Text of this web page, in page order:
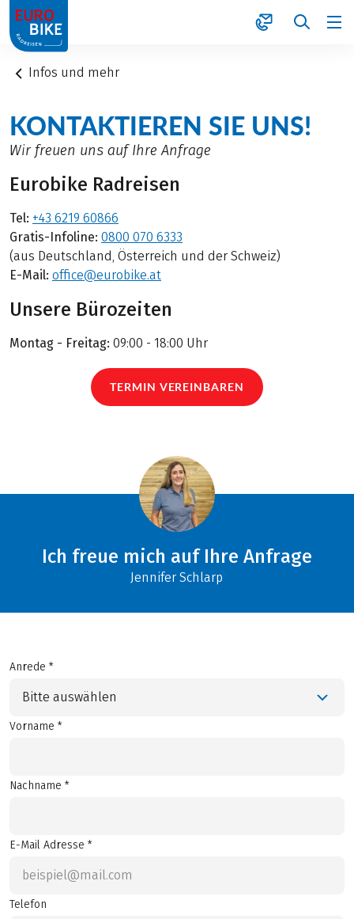
1
Infos und mehr
KONTAKTIEREN SIE UNS!
Wir freuen uns auf Ihre Anfrage
Eurobike Radreisen
Tel: +43 6219 60866
Gratis-Infoline: 0800 070 6333
(aus Deutschland, Österreich und der Schweiz)
E-Mail: office@eurobike.at
Unsere Bürozeiten
Montag - Freitag: 09:00 - 18:00 Uhr
TERMIN VEREINBAREN
Ich freue mich auf Ihre Anfrage
Jennifer Schlarp
Anrede *
Bitte auswählen
Vorname *
Nachname *
E-Mail Adresse *
Telefon